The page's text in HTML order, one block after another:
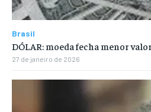
Brasil
DÓLAR: moeda fecha menor
27 de janeiro de 2026